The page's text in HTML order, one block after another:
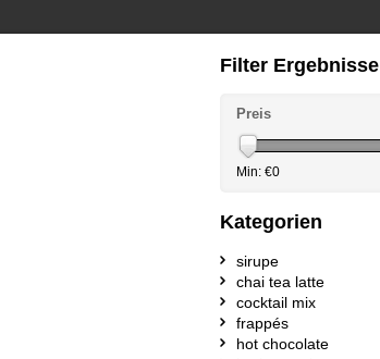
Filter Ergebnisse
Preis
Min: €0
Kategorien
sirupe
chai tea latte
cocktail mix
frappés
hot chocolate